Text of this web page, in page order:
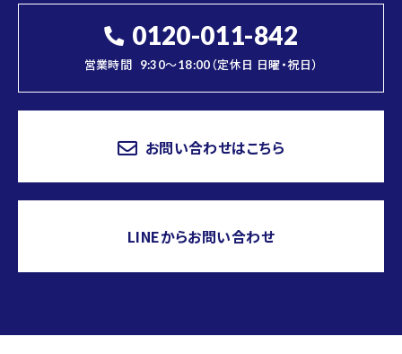
0120-011-842
営業時間 9:30～18:00（定休日 日曜・祝日）
お問い合わせはこちら
LINEからお問い合わせ